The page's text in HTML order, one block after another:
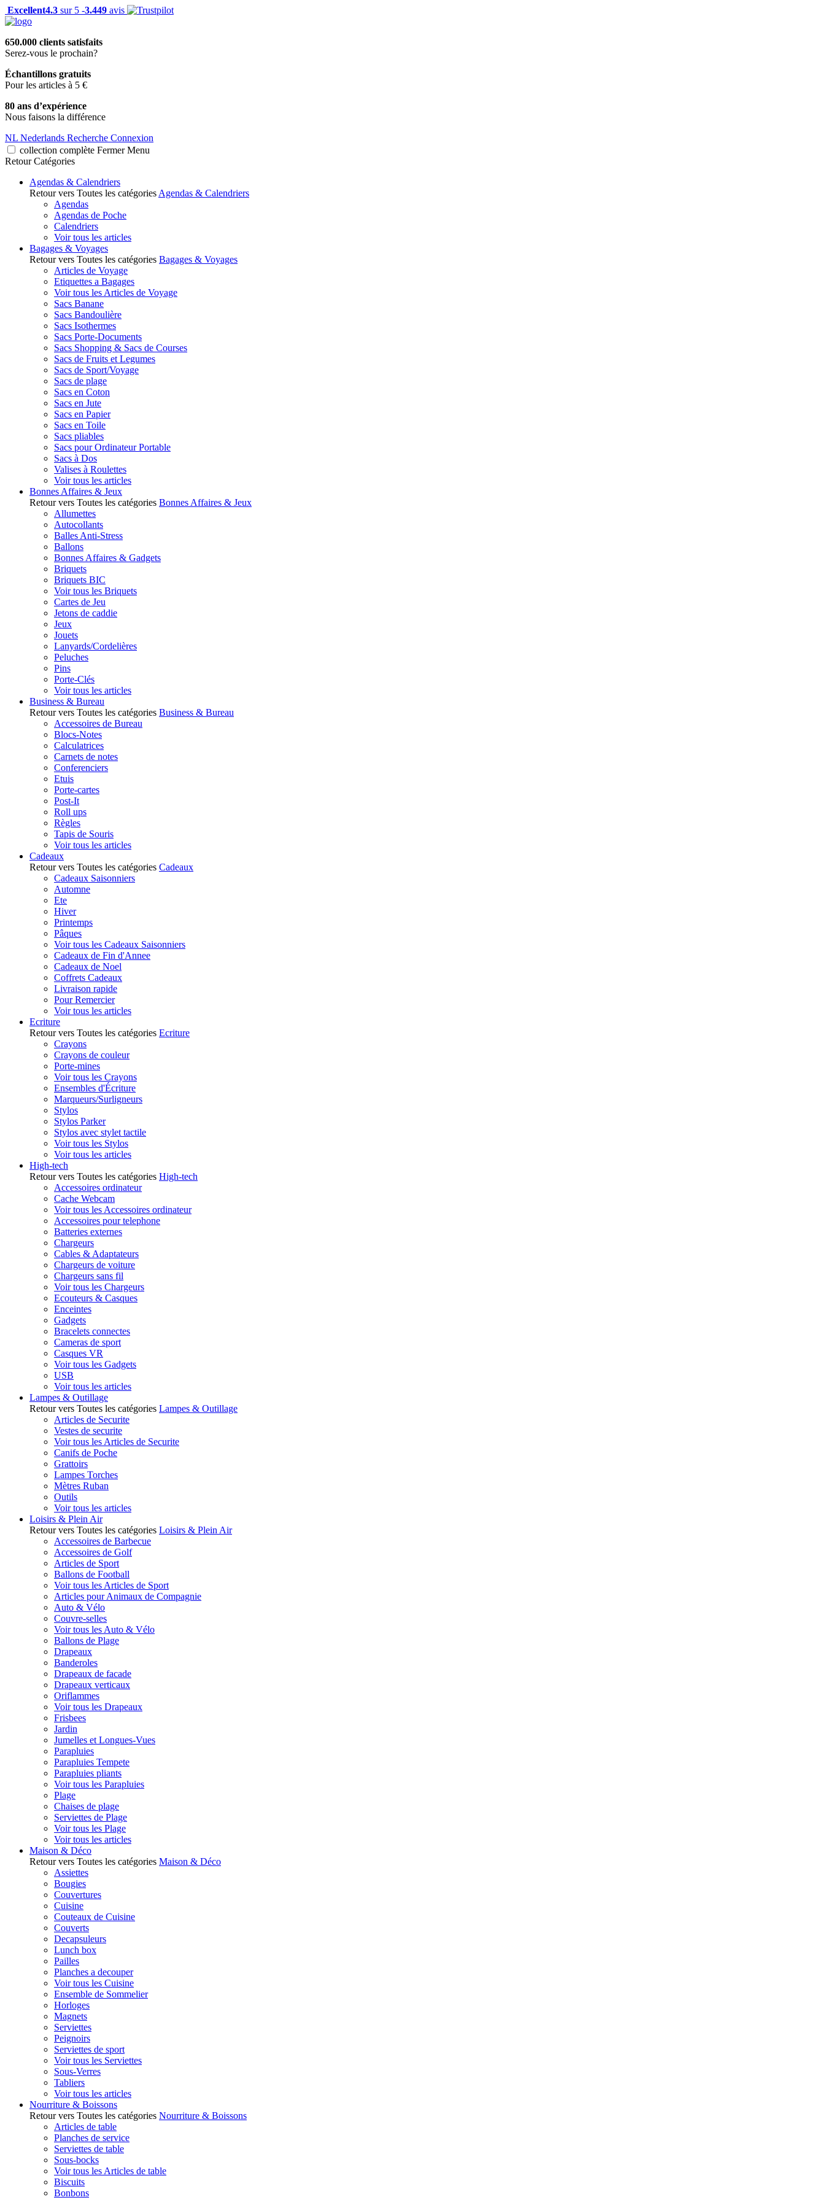
Excellent4.3 sur 5 -3.449 avis
650.000 clients satisfaits
Serez-vous le prochain?
Échantillons gratuits
Pour les articles à 5 €
80 ans d’expérience
Nous faisons la différence
NL Nederlands Recherche Connexion
collection complète Fermer Menu
Retour Catégories
Agendas & Calendriers
Retour vers Toutes les catégories Agendas & Calendriers
Agendas
Agendas de Poche
Calendriers
Voir tous les articles
Bagages & Voyages
Retour vers Toutes les catégories Bagages & Voyages
Articles de Voyage
Etiquettes a Bagages
Voir tous les Articles de Voyage
Sacs Banane
Sacs Bandoulière
Sacs Isothermes
Sacs Porte-Documents
Sacs Shopping & Sacs de Courses
Sacs de Fruits et Legumes
Sacs de Sport/Voyage
Sacs de plage
Sacs en Coton
Sacs en Jute
Sacs en Papier
Sacs en Toile
Sacs pliables
Sacs pour Ordinateur Portable
Sacs à Dos
Valises à Roulettes
Voir tous les articles
Bonnes Affaires & Jeux
Retour vers Toutes les catégories Bonnes Affaires & Jeux
Allumettes
Autocollants
Balles Anti-Stress
Ballons
Bonnes Affaires & Gadgets
Briquets
Briquets BIC
Voir tous les Briquets
Cartes de Jeu
Jetons de caddie
Jeux
Jouets
Lanyards/Cordelières
Peluches
Pins
Porte-Clés
Voir tous les articles
Business & Bureau
Retour vers Toutes les catégories Business & Bureau
Accessoires de Bureau
Blocs-Notes
Calculatrices
Carnets de notes
Conferenciers
Etuis
Porte-cartes
Post-It
Roll ups
Règles
Tapis de Souris
Voir tous les articles
Cadeaux
Retour vers Toutes les catégories Cadeaux
Cadeaux Saisonniers
Automne
Ete
Hiver
Printemps
Pâques
Voir tous les Cadeaux Saisonniers
Cadeaux de Fin d'Annee
Cadeaux de Noel
Coffrets Cadeaux
Livraison rapide
Pour Remercier
Voir tous les articles
Ecriture
Retour vers Toutes les catégories Ecriture
Crayons
Crayons de couleur
Porte-mines
Voir tous les Crayons
Ensembles d'Écriture
Marqueurs/Surligneurs
Stylos
Stylos Parker
Stylos avec stylet tactile
Voir tous les Stylos
Voir tous les articles
High-tech
Retour vers Toutes les catégories High-tech
Accessoires ordinateur
Cache Webcam
Voir tous les Accessoires ordinateur
Accessoires pour telephone
Batteries externes
Chargeurs
Cables & Adaptateurs
Chargeurs de voiture
Chargeurs sans fil
Voir tous les Chargeurs
Ecouteurs & Casques
Enceintes
Gadgets
Bracelets connectes
Cameras de sport
Casques VR
Voir tous les Gadgets
USB
Voir tous les articles
Lampes & Outillage
Retour vers Toutes les catégories Lampes & Outillage
Articles de Securite
Vestes de securite
Voir tous les Articles de Securite
Canifs de Poche
Grattoirs
Lampes Torches
Mètres Ruban
Outils
Voir tous les articles
Loisirs & Plein Air
Retour vers Toutes les catégories Loisirs & Plein Air
Accessoires de Barbecue
Accessoires de Golf
Articles de Sport
Ballons de Football
Voir tous les Articles de Sport
Articles pour Animaux de Compagnie
Auto & Vélo
Couvre-selles
Voir tous les Auto & Vélo
Ballons de Plage
Drapeaux
Banderoles
Drapeaux de facade
Drapeaux verticaux
Oriflammes
Voir tous les Drapeaux
Frisbees
Jardin
Jumelles et Longues-Vues
Parapluies
Parapluies Tempete
Parapluies pliants
Voir tous les Parapluies
Plage
Chaises de plage
Serviettes de Plage
Voir tous les Plage
Voir tous les articles
Maison & Déco
Retour vers Toutes les catégories Maison & Déco
Assiettes
Bougies
Couvertures
Cuisine
Couteaux de Cuisine
Couverts
Decapsuleurs
Lunch box
Pailles
Planches a decouper
Voir tous les Cuisine
Ensemble de Sommelier
Horloges
Magnets
Serviettes
Peignoirs
Serviettes de sport
Voir tous les Serviettes
Sous-Verres
Tabliers
Voir tous les articles
Nourriture & Boissons
Retour vers Toutes les catégories Nourriture & Boissons
Articles de table
Planches de service
Serviettes de table
Sous-bocks
Voir tous les Articles de table
Biscuits
Bonbons